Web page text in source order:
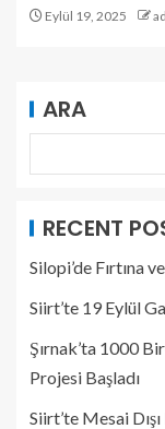
Eylül 19, 2025
ARA
RECENT
Silopi’de Fırtına
Siirt’te 19 Eylül
Şırnak’ta 1000
Projesi Başladı
Siirt’te Mesai